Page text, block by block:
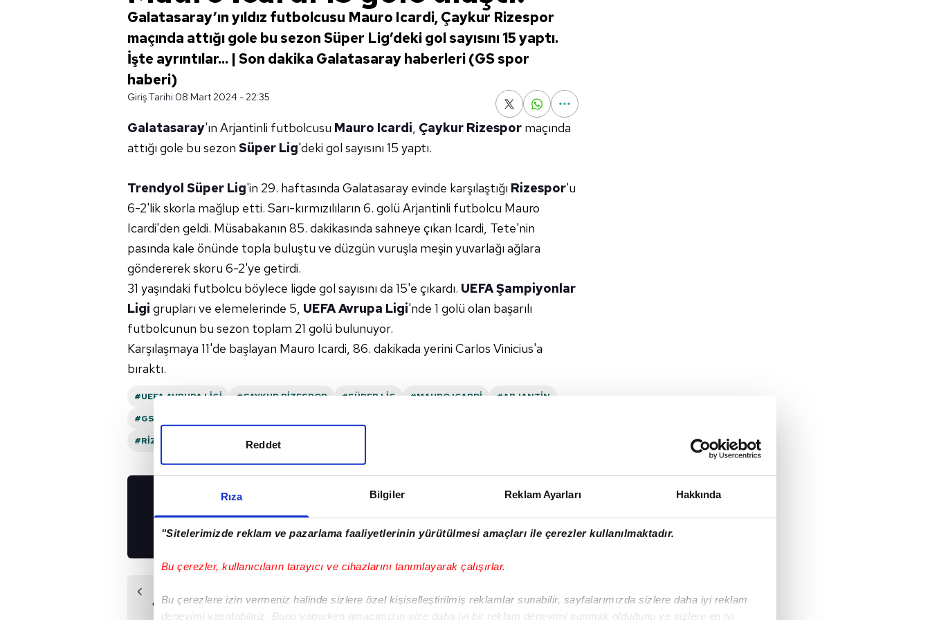
Rıza Bilgiler Reklam Ayarları Hakkında
"Sitelerimizde reklam ve pazarlama faaliyetlerinin yürütülmesi amaçları ile çerezler kullanılmaktadır.
Bu çerezler, kullanıcıların tarayıcı ve cihazlarını tanımlayarak çalışırlar.
Bu çerezlere izin vermeniz halinde sizlere özel kişiselleştirilmiş reklamlar sunabilir, sayfalarımızda sizlere daha iyi reklam
deneyimi yaşatabiliriz. Bunu yaparken amacımızın size daha iyi bir reklam deneyimi sunmak olduğunu ve sizlere en iyi
Reddet
Galatasaray’ın yıldız futbolcusu Mauro Icardi, Çaykur Rizespor
maçında attığı gole bu sezon Süper Lig’deki gol sayısını 15 yaptı.
İşte ayrıntılar... | Son dakika Galatasaray haberleri (GS spor
haberi)
Giriş Tarihi:08 Mart 2024 - 22:35
Galatasaray'ın Arjantinli futbolcusu Mauro Icardi, Çaykur Rizespor maçında
attığı gole bu sezon Süper Lig'deki gol sayısını 15 yaptı.
Trendyol Süper Lig'in 29. haftasında Galatasaray evinde karşılaştığı Rizespor'u
6-2'lik skorla mağlup etti. Sarı-kırmızılıların 6. golü Arjantinli futbolcu Mauro
Icardi'den geldi. Müsabakanın 85. dakikasında sahneye çıkan Icardi, Tete'nin
pasında kale önünde topla buluştu ve düzgün vuruşla meşin yuvarlağı ağlara
göndererek skoru 6-2'ye getirdi.
31 yaşındaki futbolcu böylece ligde gol sayısını da 15'e çıkardı. UEFA Şampiyonlar
Ligi grupları ve elemelerinde 5, UEFA Avrupa Ligi'nde 1 golü olan başarılı
futbolcunun bu sezon toplam 21 golü bulunuyor.
Karşılaşmaya 11'de başlayan Mauro Icardi, 86. dakikada yerini Carlos Vinicius'a
bıraktı.
#UEFA AVRUPA LIGI #ÇAYKUR RIZESPOR #SÜPER LIG #MAURO ICARDI
#ARJANTIN
#GS SPOR HABERI
#RIZESPOR
İNDİRİN!
"6 gol attığımız için
Maç sonu 3’lüsü